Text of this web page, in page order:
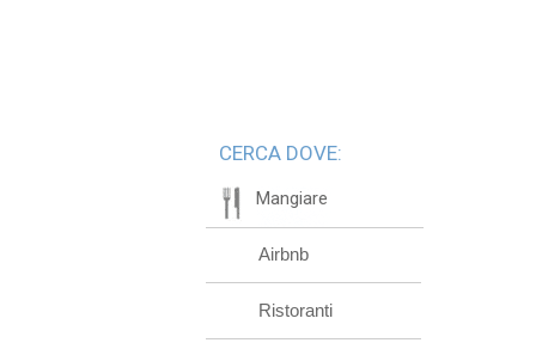
CERCA DOVE:
Mangiare
Airbnb
Ristoranti